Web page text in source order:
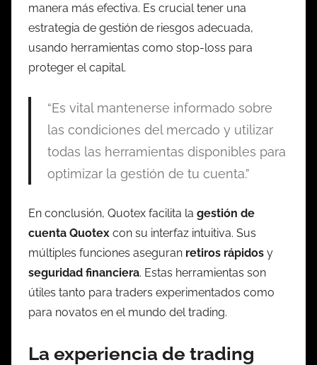
manera más efectiva. Es crucial tener una
estrategia de gestión de riesgos adecuada,
usando herramientas como stop-loss para
proteger el capital.
“Es vital mantenerse informado sobre
las condiciones del mercado y utilizar
todas las herramientas disponibles para
optimizar la gestión de tu cuenta.”
En conclusión, Quotex facilita la gestión de
cuenta Quotex con su interfaz intuitiva. Sus
múltiples funciones aseguran retiros rápidos y
seguridad financiera. Estas herramientas son
útiles tanto para traders experimentados como
para novatos en el mundo del trading.
La experiencia de trading